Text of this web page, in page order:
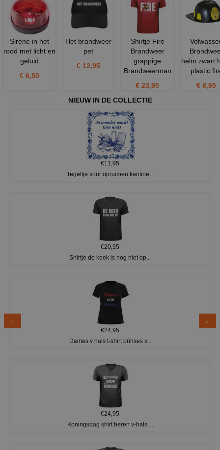
Sirene in het
rood met licht en
geluid
€ 6,50
Het brandweer
pet
€ 12,95
Shirtje Fire
Brandweer
grappige
Brandweerman
€ 23,95
helm zwart
plastic
€ 8,95
NIEUW IN DE COLLECTIE
€11,95
Tegeltje voor opruimen kantine...
€20,95
Shirtje de koek is nog niet op...
€24,95
Dames v hals t-shirt prinses v...
€24,95
Koningsdag shirt heren v-hals ...